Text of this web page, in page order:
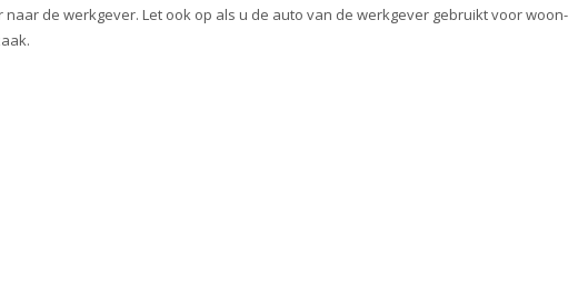
de werkgever. Let ook op als u de auto van de werkgever gebruikt voor woon-